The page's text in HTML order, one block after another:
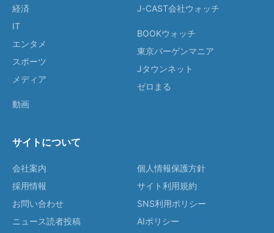
経済
IT
エンタメ
スポーツ
メディア
動画
J-CAST会社ウォッチ
BOOKウォッチ
東京バーゲンマニア
Jタウンネット
ゼロまる
サイトについて
会社案内
採用情報
お問い合わせ
ニュース読者投稿
個人情報保護方針
サイト利用規約
SNS利用ポリシー
AIポリシー